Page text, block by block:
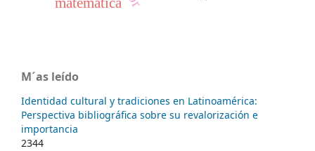
M´as leído
Identidad cultural y tradiciones en Latinoamérica:
Perspectiva bibliográfica sobre su revalorización e
importancia
2344